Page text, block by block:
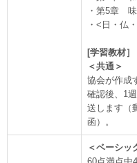
・第5章
・<日・仏
[学習教材］
＜共通＞
協会が作成
確認後、1
送します（
函）。
＜ベーシッ